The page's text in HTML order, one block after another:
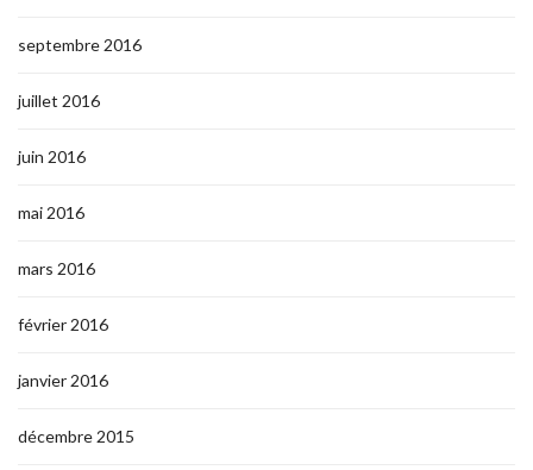
septembre 2016
juillet 2016
juin 2016
mai 2016
mars 2016
février 2016
janvier 2016
décembre 2015